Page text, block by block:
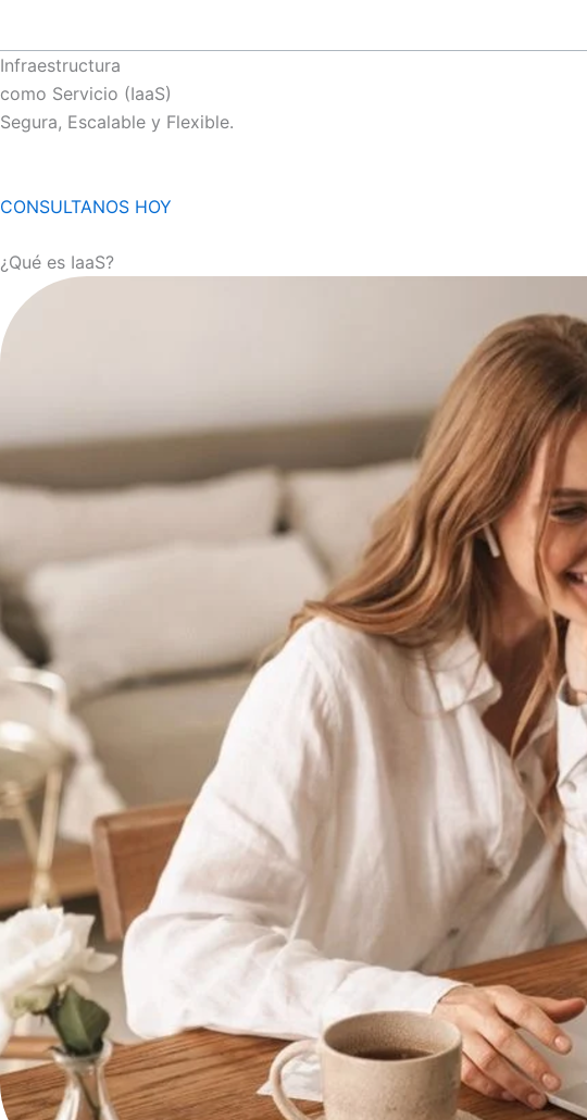
Infraestructura
como Servicio (IaaS)
Segura, Escalable y Flexible.
CONSULTANOS HOY
¿Qué es IaaS?